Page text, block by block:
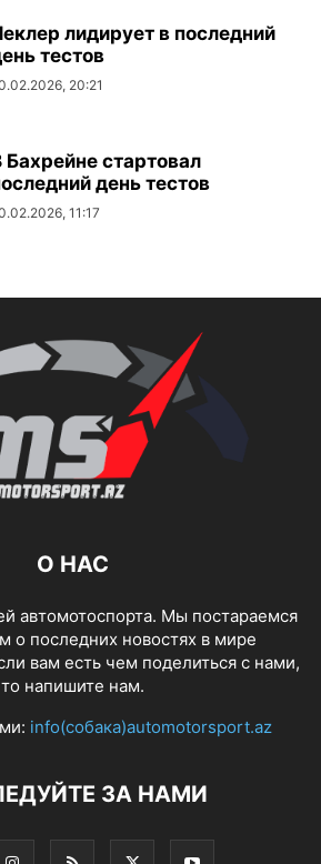
лидирует в последний
тестов
20:21
Бахрейне стартовал
день тестов
11:17
О НАС
автомотоспорта. Мы постараемся
о последних новостях в мире
вам есть чем поделиться с нами,
то напишите нам.
info(собака)automotorsport.az
ЗА НАМИ